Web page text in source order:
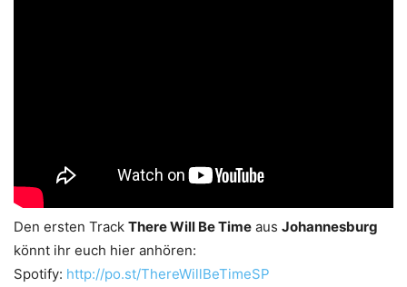
Den ersten Track There Will Be Time aus Johannesburg
könnt ihr euch hier anhören:
Spotify: http://po.st/ThereWillBeTimeSP